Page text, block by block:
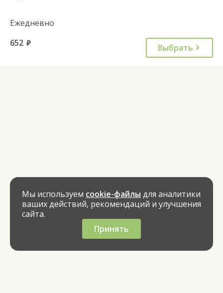
Ежедневно
652 руб. Выбрать
Мы используем cookie-файлы для аналитики
ваших действий, рекомендаций и улучшения
сайта.
Принять